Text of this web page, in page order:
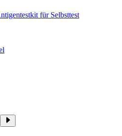
für Selbsttest